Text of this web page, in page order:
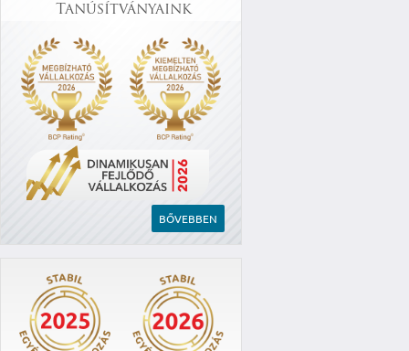
Tanúsítványaink
BŐVEBBEN